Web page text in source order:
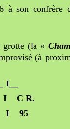
à son confrère
grotte (la «
(à
R.